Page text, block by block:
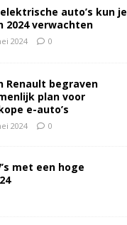
auto’s kun je
2024 verwachten
2024 0
Renault begraven
plan voor
e-auto’s
2024 0
met een hoge